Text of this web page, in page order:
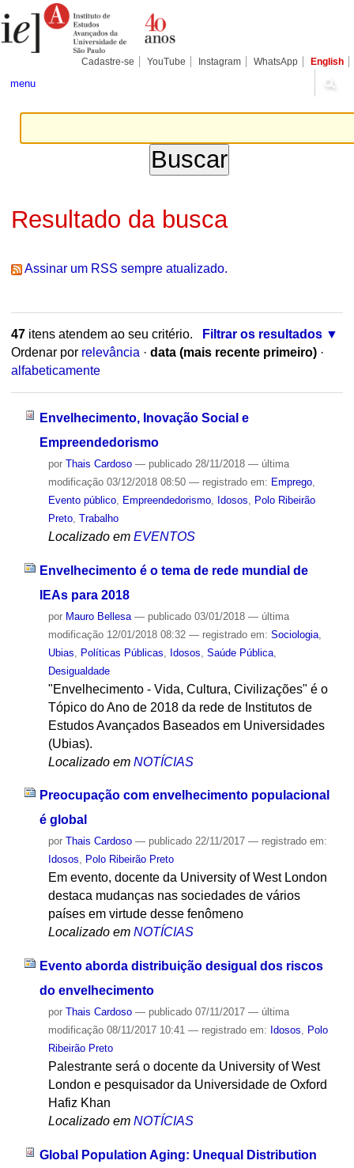
para
conteúdo.
Pessoais
Cadastre-se YouTube Instagram WhatsApp English
menu
Resultado da busca
Assinar um RSS sempre atualizado.
47itens atendem ao seu critério.
Filtrar os resultados
Ordenar por relevância · data (mais recente primeiro) ·
alfabeticamente
Envelhecimento, Inovação Social e
Empreendedorismo
por Thais Cardoso — publicado28/11/2018 — última
modificação03/12/2018 08:50 — registrado em: Emprego,
Evento público, Empreendedorismo, Idosos
Polo Ribeirão
Preto, Trabalho
Localizado em EVENTOS
Envelhecimento é o tema de rede mundial de
IEAs para 2018
por Mauro Bellesa — publicado03/01/2018 — última
modificação12/01/2018 08:32 — registrado em: Sociologia,
Ubias
Políticas Públicas Idosos Saúde Pública,
Desigualdade
"Envelhecimento - Vida, Cultura, Civilizações" é o
Tópico do Ano de 2018 da rede de Institutos de
Estudos Avançados Baseados em Universidades
(Ubias).
Localizado em NOTÍCIAS
Preocupação com envelhecimento populacional
é global
por Thais Cardoso — publicado22/11/2017 — registrado em:
Idosos, Polo Ribeirão Preto
Em evento, docente da University of West London
destaca mudanças nas sociedades de vários
países em virtude desse fenômeno
Localizado em NOTÍCIAS
Evento aborda distribuição desigual dos riscos
do envelhecimento
por Thais Cardoso — publicado07/11/2017 — última
modificação08/11/2017 10:41 — registrado em: Idosos, Polo
Ribeirão Preto
Palestrante será o docente da University of West
London e pesquisador da Universidade de Oxford
Hafiz Khan
Localizado em NOTÍCIAS
Global Population Aging: Unequal Distribution